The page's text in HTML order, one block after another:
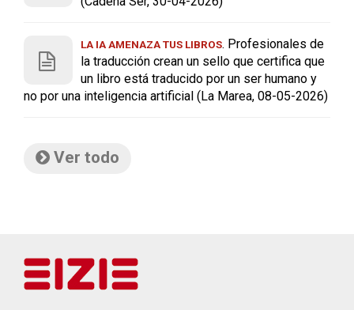
LA IA AMENAZA TUS LIBROS. Profesionales de
la traducción crean un sello que certifica que
un libro está traducido por un ser humano y
no por una inteligencia artificial (La Marea, 08-05-2026)
Ver todo